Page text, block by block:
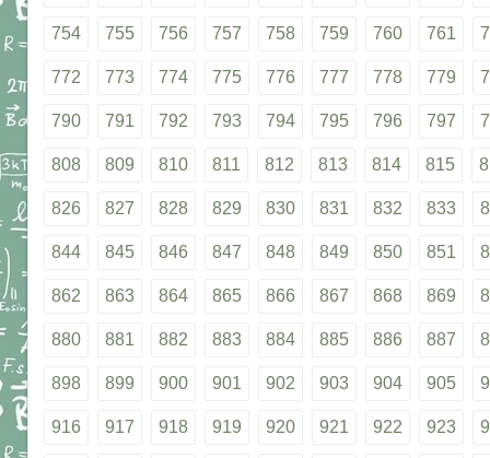
754 755 756 757 758 759 760 761
772 773 774 775 776 777 778 779
790 791 792 793 794 795 796 797
808 809 810 811 812 813 814 815
826 827 828 829 830 831 832 833
844 845 846 847 848 849 850 851
862 863 864 865 866 867 868 869
880 881 882 883 884 885 886 887
898 899 900 901 902 903 904 905
916 917 918 919 920 921 922 923